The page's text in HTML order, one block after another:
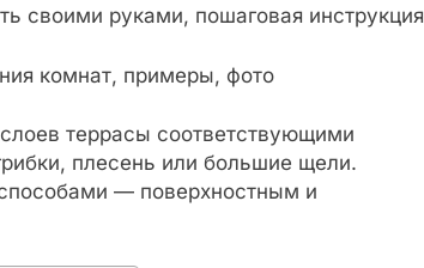
своими руками, пошаговая инструкция
комнат, примеры, фото
террасы соответствующими
плесень или большие щели.
— поверхностным и